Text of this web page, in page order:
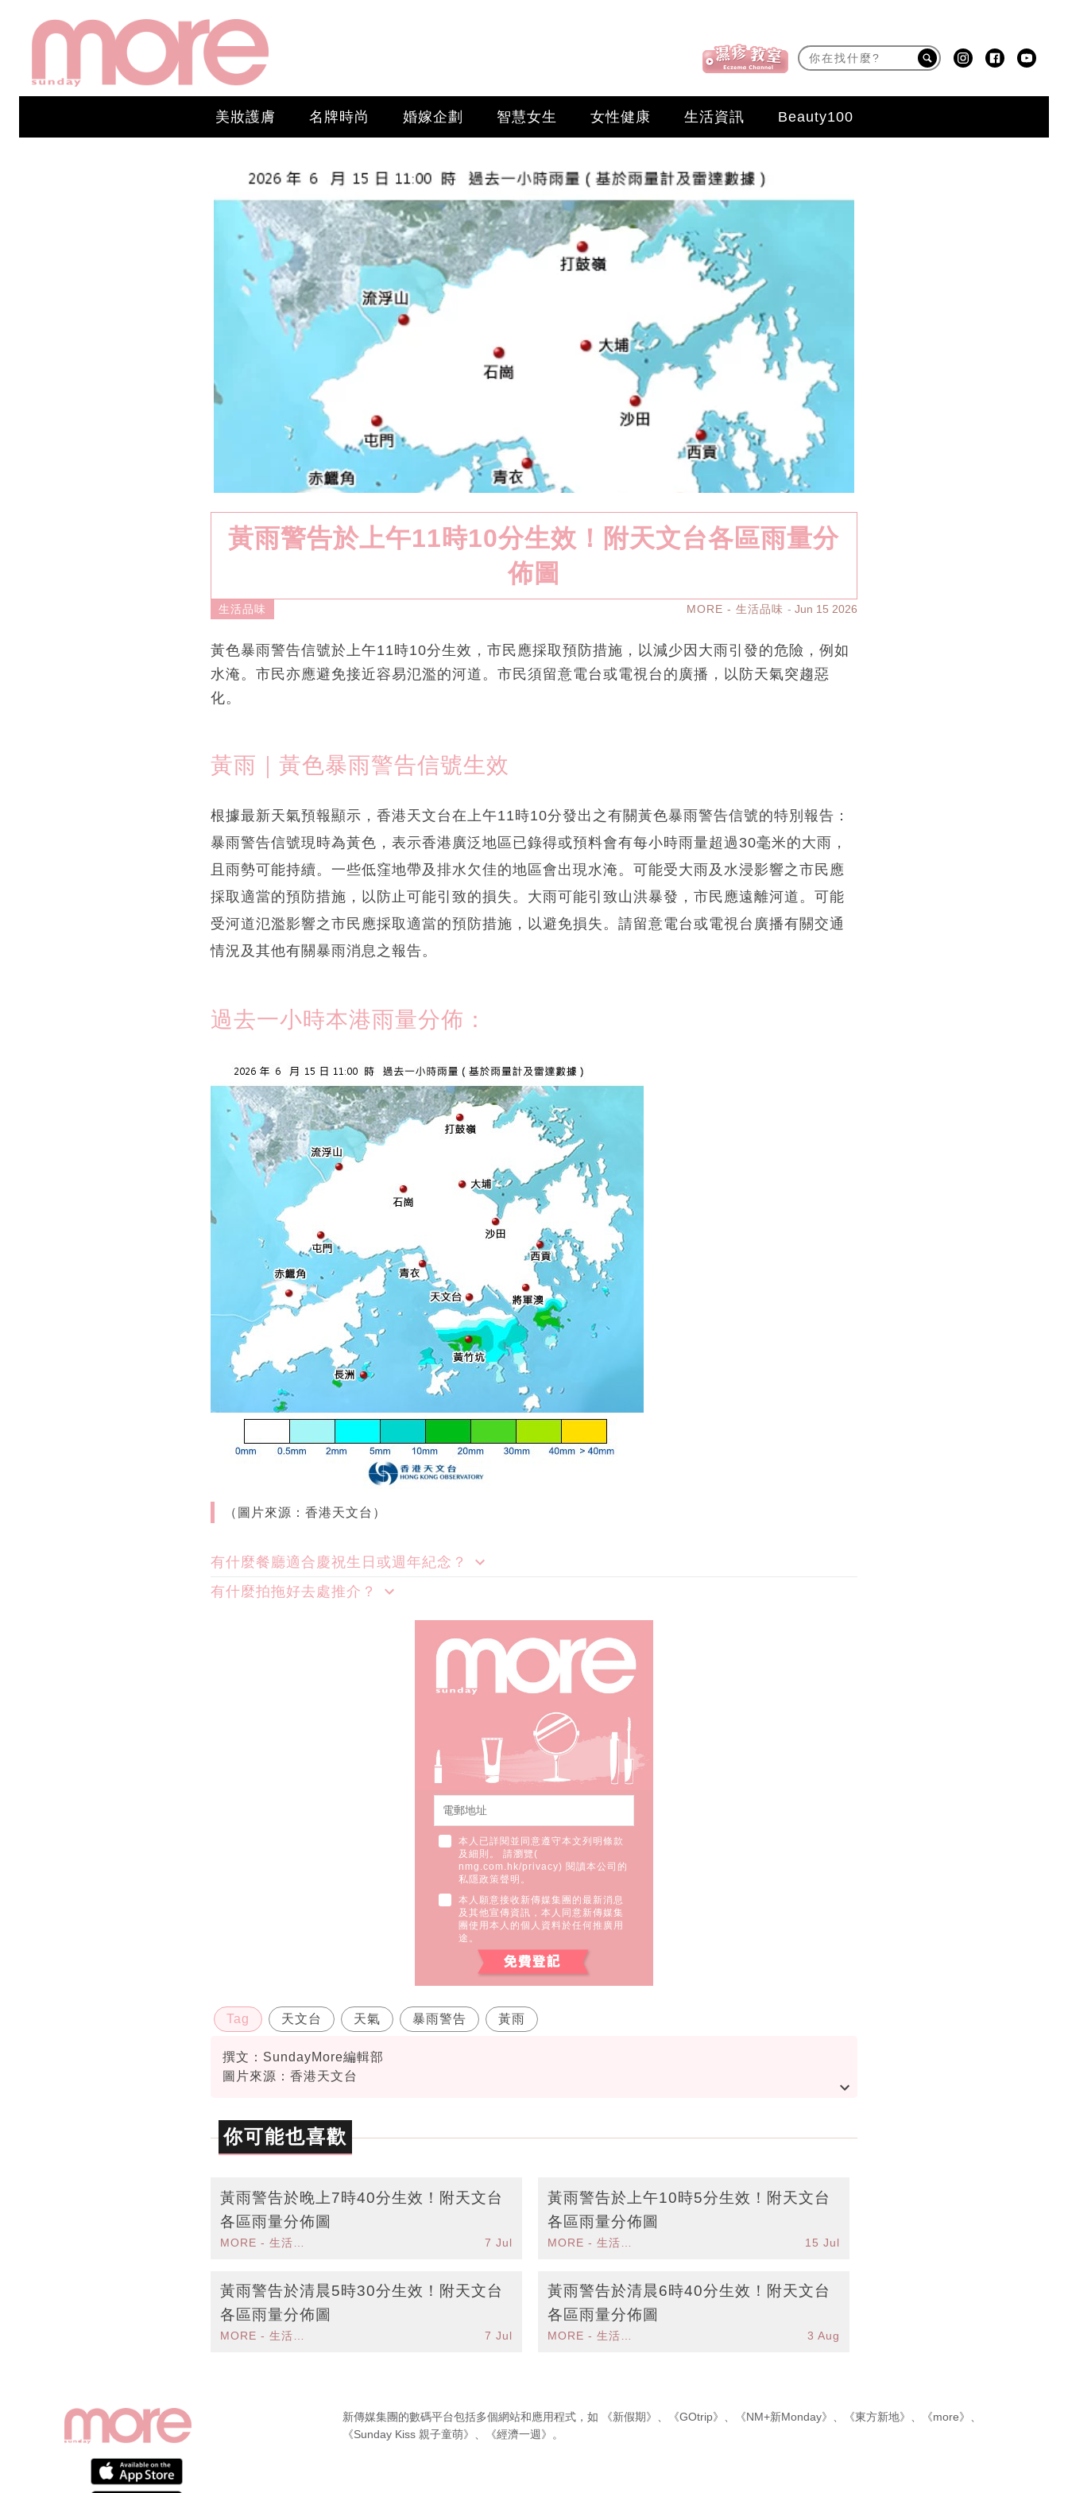
美妝護膚 名牌時尚 婚嫁企劃 智慧女生 女性健康 生活資訊 Beauty100
黃雨警告於上午11時10分生效！附天文台各區雨量分
佈圖
生活品味 MORE - 生活品味 Jun 15 2026
黃色暴雨警告信號於上午11時10分生效，市民應採取預防措施，以減少因大雨引發的危險，例如
水淹。市民亦應避免接近容易氾濫的河道。市民須留意電台或電視台的廣播，以防天氣突趨惡
化。
黃雨｜黃色暴雨警告信號生效
根據最新天氣預報顯示，香港天文台在上午11時10分發出之有關黃色暴雨警告信號的特別報告：
暴雨警告信號現時為黃色，表示香港廣泛地區已錄得或預料會有每小時雨量超過30毫米的大雨，
且雨勢可能持續。一些低窪地帶及排水欠佳的地區會出現水淹。可能受大雨及水浸影響之市民應
採取適當的預防措施，以防止可能引致的損失。大雨可能引致山洪暴發，市民應遠離河道。可能
受河道氾濫影響之市民應採取適當的預防措施，以避免損失。請留意電台或電視台廣播有關交通
情況及其他有關暴雨消息之報告。
過去一小時本港雨量分佈：
（圖片來源：香港天文台）
有什麼餐廳適合慶祝生日或週年紀念？
有什麼拍拖好去處推介？
本人已詳閱並同意遵守本文列明條款
及細則。 請瀏覽(
nmg.com.hk/privacy) 閱讀本公司的
私隱政策聲明。
本人願意接收新傳媒集團的最新消息
及其他宣傳資訊，本人同意新傳媒集
團使用本人的個人資料於任何推廣用
途。
Tag 天文台 天氣 暴雨警告 黃雨
撰文：SundayMore編輯部
圖片來源：香港天文台
你可能也喜歡
黃雨警告於晚上7時40分生效！附天文台
各區雨量分佈圖
7 Jul
黃雨警告於上午10時5分生效！附天文台
各區雨量分佈圖
15 Jul
黃雨警告於清晨5時30分生效！附天文台
各區雨量分佈圖
MORE - 生活品味 7 Jul
黃雨警告於清晨6時40分生效！附天文台
各區雨量分佈圖
MORE - 生活品味 3 Aug
新傳媒集團的數碼平台包括多個網站和應用程式，如 《新假期》 、 《GOtrip》 、 《NM+新Monday》 、 《東方新地》 、 《more》 、
《Sunday Kiss 親子童萌》 、 《經濟一週》 。